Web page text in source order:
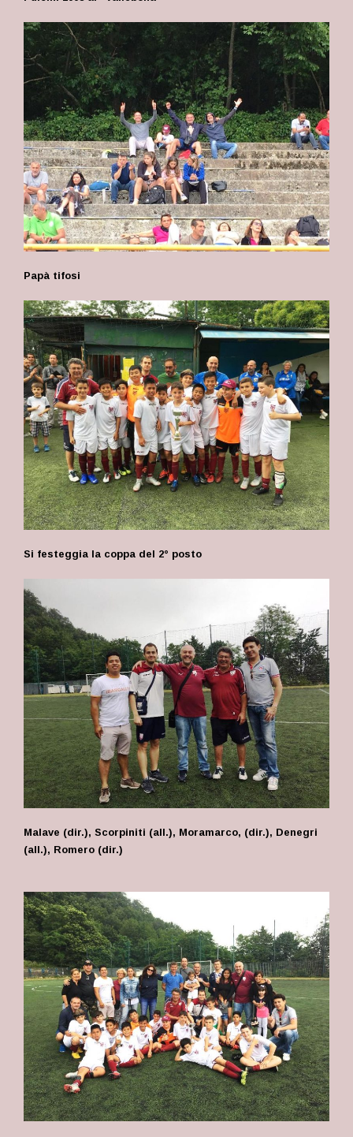
Papà tifosi
Si festeggia la coppa del 2° posto
Malave (dir.), Scorpiniti (all.), Moramarco, (dir.), Denegri
(all.), Romero (dir.)